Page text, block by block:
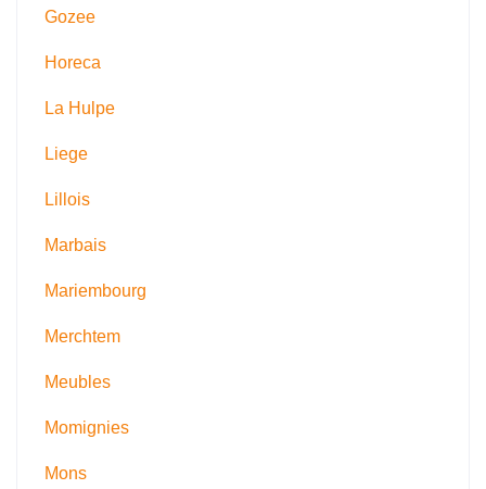
Gozee
Horeca
La Hulpe
Liege
Lillois
Marbais
Mariembourg
Merchtem
Meubles
Momignies
Mons